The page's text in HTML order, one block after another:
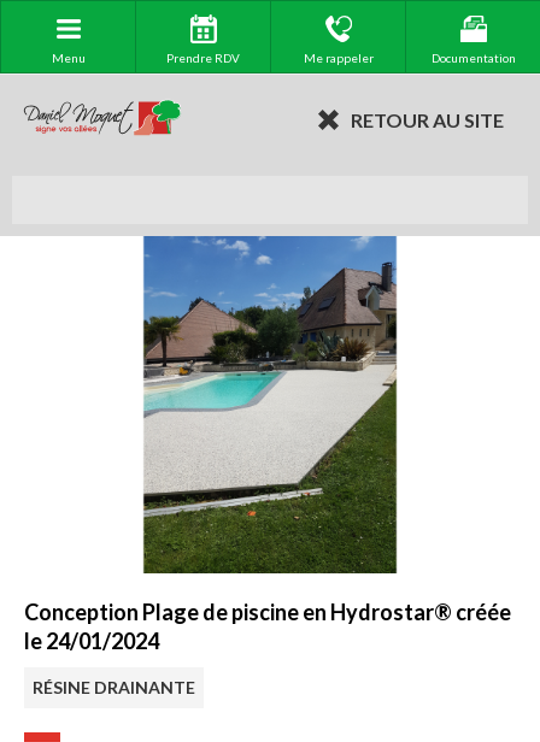
Menu Prendre RDV Me rappeler Documentation
RETOUR AU SITE
Conception Plage de piscine en Hydrostar® créée
le 24/01/2024
RÉSINE DRAINANTE